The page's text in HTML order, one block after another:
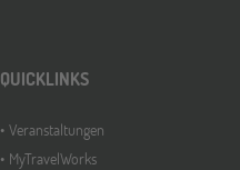
QUICKLINKS
Veranstaltungen
MyTravelWorks